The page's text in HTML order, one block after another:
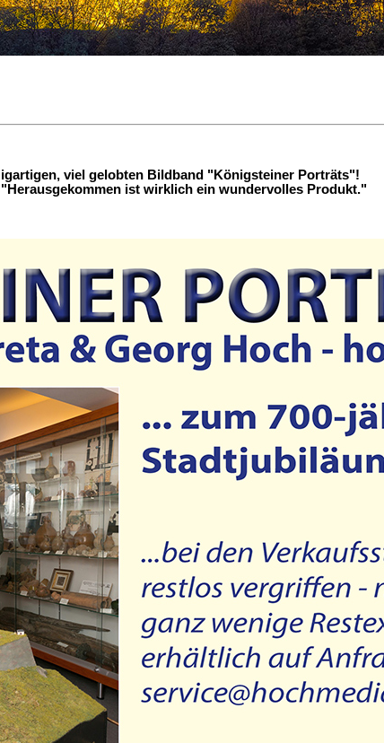
viel gelobten Bildband "Königsteiner Porträts"!
ist wirklich ein wundervolles Produkt."